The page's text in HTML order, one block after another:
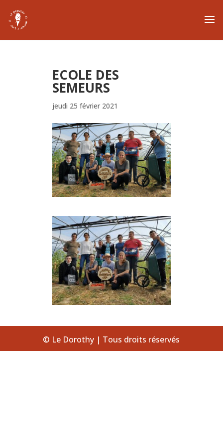
ECOLE DES
SEMEURS
jeudi 25 février 2021
© Le Dorothy | Tous droits réservés